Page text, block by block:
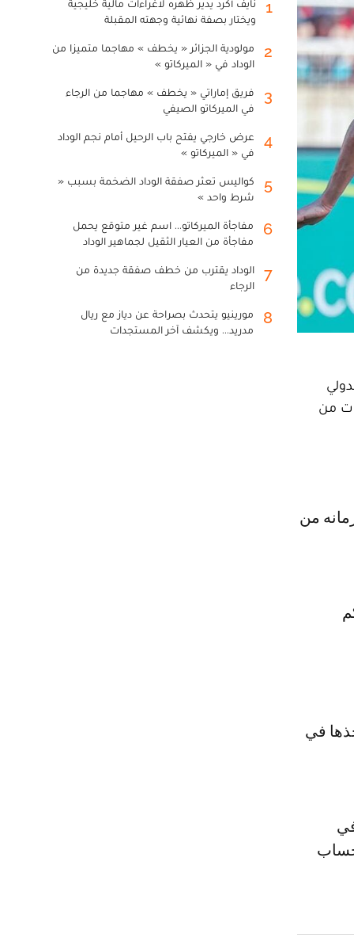
من
في
1
نايف أكرد يدير ظهره لاغراءات مالية خليجية
ويختار بصفة نهائية وجهته المقبلة
2
مولودية الجزائر « يخطف » مهاجما متميزا من
الوداد في « الميركاتو »
3
فريق إماراتي « يخطف » مهاجما من الرجاء
في الميركاتو الصيفي
4
عرض خارجي يفتح باب الرحيل أمام نجم الوداد
في « الميركاتو »
5
كواليس تعثر صفقة الوداد الضخمة بسبب «
شرط واحد »
6
مفاجأة الميركاتو... اسم غير متوقع يحمل
مفاجأة من العيار الثقيل لجماهير الوداد
7
الوداد يقترب من خطف صفقة جديدة من
الرجاء
8
مورينيو يتحدث بصراحة عن دياز مع ريال
مدريد... ويكشف آخر المستجدات